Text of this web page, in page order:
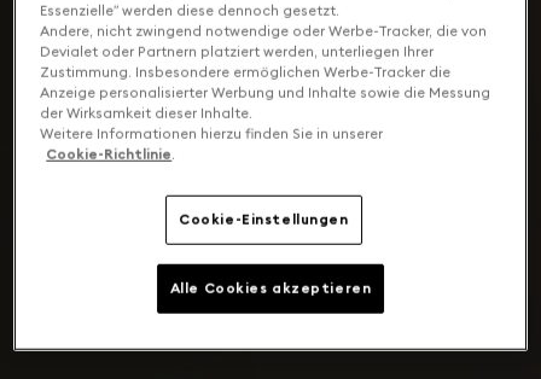
Essenzielle“ werden diese dennoch gesetzt.
Andere, nicht zwingend notwendige oder Werbe-Tracker, die von
Devialet oder Partnern platziert werden, unterliegen Ihrer
Zustimmung. Insbesondere ermöglichen Werbe-Tracker die
Anzeige personalisierter Werbung und Inhalte sowie die Messung
der Wirksamkeit dieser Inhalte.
Weitere Informationen hierzu finden Sie in unserer
Cookie-Richtlinie.
Cookie-Einstellungen
Alle Cookies akzeptieren